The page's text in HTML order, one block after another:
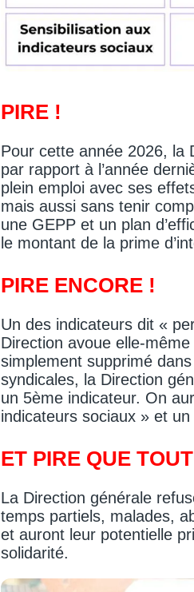
PIRE !
Pour cette année 2026, la
par rapport à l’année
plein emploi avec ses
mais aussi sans tenir
une GEPP et un plan
le montant de la prime
PIRE ENCORE !
Un des indicateurs dit «
Direction avoue elle-
simplement supprimé
syndicales, la Direction
un 5ème indicateur. On
indicateurs sociaux » et
ET PIRE QUE
La Direction générale
temps partiels, malades,
et auront leur potentielle
solidarité.